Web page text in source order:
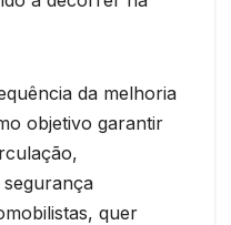
da melhoria
objetivo garantir
quer